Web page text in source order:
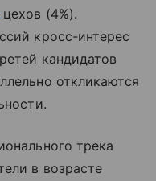
цехов (4%).
кросс-интерес
кандидатов
откликаются
трека
в возрасте